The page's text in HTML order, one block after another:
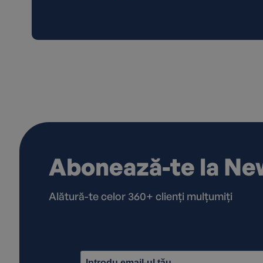
Abonează-te la
Alătură-te celor 360+ clienți mulțumiți